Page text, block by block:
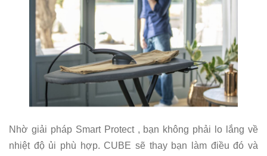
Nhờ giải pháp Smart Protect , bạn không phải lo lắng về
nhiệt độ ủi phù hợp. CUBE sẽ thay bạn làm điều đó và